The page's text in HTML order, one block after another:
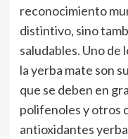
reconocimiento
distintivo, sino
saludables. Uno de
la yerba mate son
que se deben en
polifenoles y otros
antioxidantes